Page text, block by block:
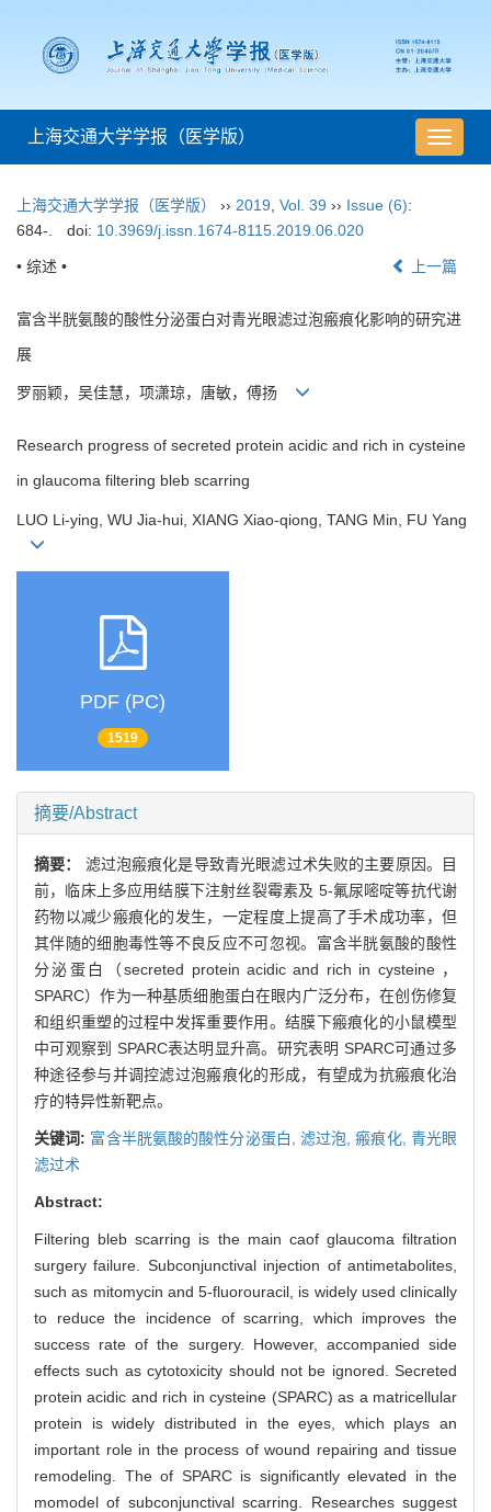
导
航
上海交通大学学报（医学版）
上海交通大学学报（医学版） ›› 2019 Vol. 39 ›› Issue (6):
684-.
doi: 10.3969/j.issn.1674-8115.2019.06.020
• 综述 • 上一篇
富含半胱氨酸的酸性分泌蛋白对青光眼滤过泡瘢痕化影响的研究进
展
罗丽颖，吴佳慧，项潇琼，唐敏，傅扬
Research progress of secreted protein acidic and rich in cysteine
in glaucoma filtering bleb scarring
LUO Li-ying, WU Jia-hui, XIANG Xiao-qiong, TANG Min, FU Yang
PDF (PC)
1519
摘要/Abstract
摘要： 滤过泡瘢痕化是导致青光眼滤过术失败的主要原因。目
前，临床上多应用结膜下注射丝裂霉素及 5-氟尿嘧啶等抗代谢
药物以减少瘢痕化的发生，一定程度上提高了手术成功率，但
其伴随的细胞毒性等不良反应不可忽视。富含半胱氨酸的酸性
分泌蛋白（secreted protein acidic and rich in cysteine ，
SPARC）作为一种基质细胞蛋白在眼内广泛分布，在创伤修复
和组织重塑的过程中发挥重要作用。结膜下瘢痕化的小鼠模型
中可观察到 SPARC表达明显升高。研究表明 SPARC可通过多
种途径参与并调控滤过泡瘢痕化的形成，有望成为抗瘢痕化治
疗的特异性新靶点。
关键词: 富含半胱氨酸的酸性分泌蛋白, 滤过泡,瘢痕化, 青光眼
滤过术
Abstract:
Filtering bleb scarring is the main caof glaucoma filtration
surgery failure. Subconjunctival injection of antimetabolites,
such as mitomycin and 5-fluorouracil, is widely used clinically
to reduce the incidence of scarring, which improves the
success rate of the surgery. However, accompanied side
effects such as cytotoxicity should not be ignored. Secreted
protein acidic and rich in cysteine (SPARC) as a matricellular
protein is widely distributed in the eyes, which plays an
important role in the process of wound repairing and tissue
remodeling. The of SPARC is significantly elevated in the
momodel of subconjunctival scarring. Researches suggest